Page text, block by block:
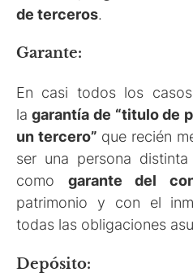
de terceros.
Garante:
En casi todos los
la garantía de “titulo de
un tercero” que recién
ser una persona
como garante del
patrimonio y con el
todas las obligaciones
Depósito: